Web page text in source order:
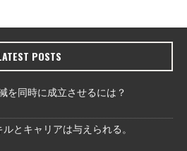
POSTS
を同時に成立させるには？
とキャリアは与えられる。